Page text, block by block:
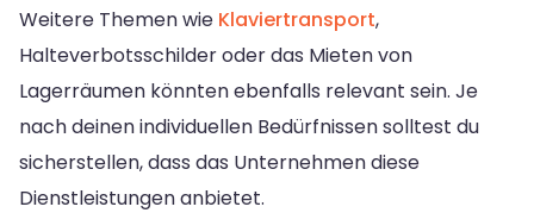
Weitere Themen wie Klaviertransport,
Halteverbotsschilder oder das Mieten von
Lagerräumen könnten ebenfalls relevant sein. Je
nach deinen individuellen Bedürfnissen solltest du
sicherstellen, dass das Unternehmen diese
Dienstleistungen anbietet.